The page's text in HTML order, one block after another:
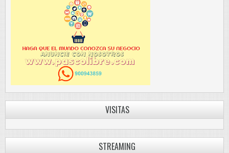
VISITAS
STREAMING